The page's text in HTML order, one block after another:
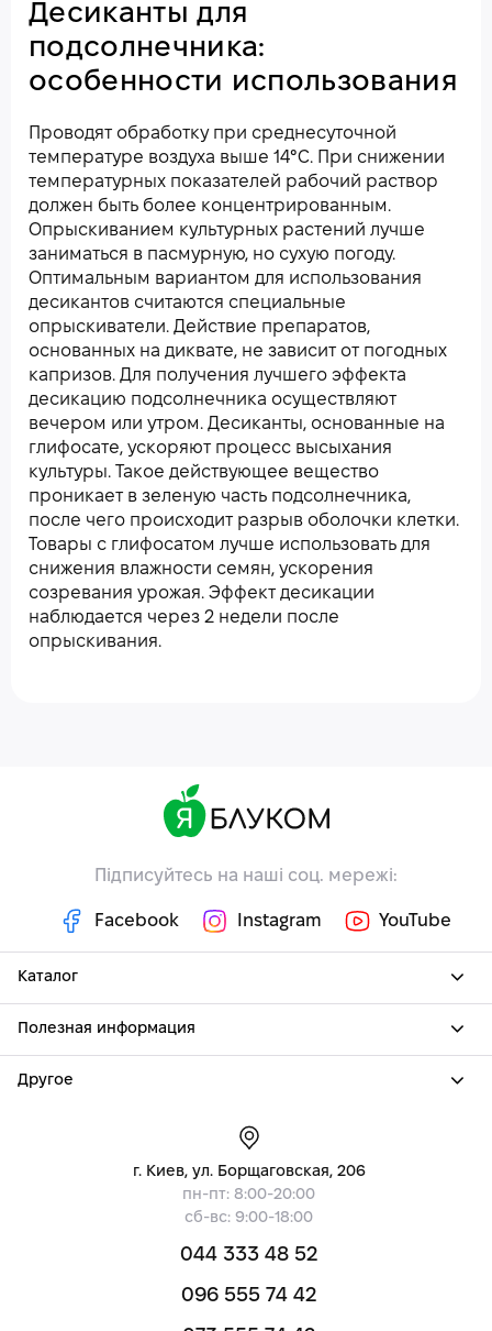
Десиканты для
подсолнечника:
особенности использования
Проводят обработку при среднесуточной
температуре воздуха выше 14°С. При снижении
температурных показателей рабочий раствор
должен быть более концентрированным.
Опрыскиванием культурных растений лучше
заниматься в пасмурную, но сухую погоду.
Оптимальным вариантом для использования
десикантов считаются специальные
опрыскиватели. Действие препаратов,
основанных на диквате, не зависит от погодных
капризов. Для получения лучшего эффекта
десикацию подсолнечника осуществляют
вечером или утром. Десиканты, основанные на
глифосате, ускоряют процесс высыхания
культуры. Такое действующее вещество
проникает в зеленую часть подсолнечника,
после чего происходит разрыв оболочки клетки.
Товары с глифосатом лучше использовать для
снижения влажности семян, ускорения
созревания урожая. Эффект десикации
наблюдается через 2 недели после
опрыскивания.
Підписуйтесь на наші соц. мережі:
Facebook Instagram YouTube
Каталог
Полезная информация
Другое
г. Киев, ул. Борщаговская, 206
пн-пт: 8:00-20:00
сб-вс: 9:00-18:00
044 333 48 52
096 555 74 42